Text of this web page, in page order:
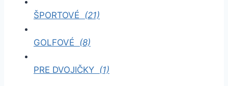
ŠPORTOVÉ (21)
GOLFOVÉ (8)
PRE DVOJIČKY (1)